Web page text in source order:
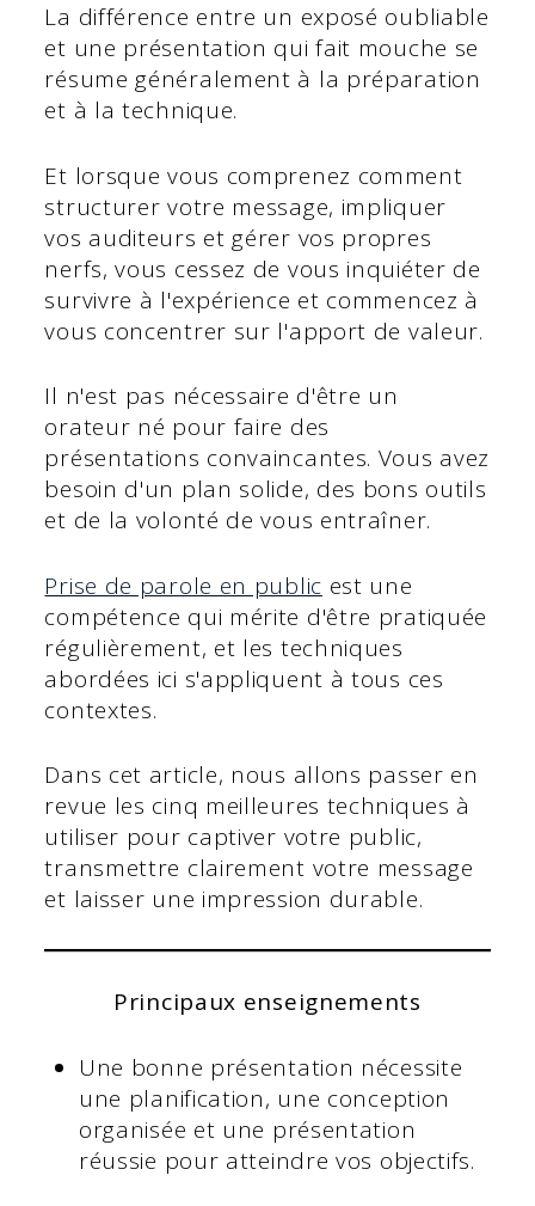
La différence entre un exposé oubliable
et une présentation qui fait mouche se
résume généralement à la préparation
et à la technique.
Et lorsque vous comprenez comment
structurer votre message, impliquer
vos auditeurs et gérer vos propres
nerfs, vous cessez de vous inquiéter de
survivre à l'expérience et commencez à
vous concentrer sur l'apport de valeur.
Il n'est pas nécessaire d'être un
orateur né pour faire des
présentations convaincantes. Vous avez
besoin d'un plan solide, des bons outils
et de la volonté de vous entraîner.
Prise de parole en public est une
compétence qui mérite d'être pratiquée
régulièrement, et les techniques
abordées ici s'appliquent à tous ces
contextes.
Dans cet article, nous allons passer en
revue les cinq meilleures techniques à
utiliser pour captiver votre public,
transmettre clairement votre message
et laisser une impression durable.
Principaux enseignements
Une bonne présentation nécessite
une planification, une conception
organisée et une présentation
réussie pour atteindre vos objectifs.